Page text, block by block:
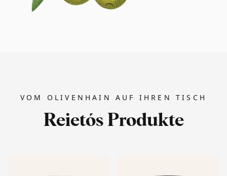
VOM OLIVENHAIN AUF IHREN TISCH
Reietós Produkte